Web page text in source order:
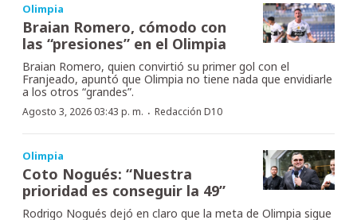
Olimpia
Braian Romero, cómodo con
las “presiones” en el Olimpia
Braian Romero, quien convirtió su primer gol con el
Franjeado, apuntó que Olimpia no tiene nada que envidiarle
a los otros “grandes”.
Agosto 3, 2026 03:43 p. m. · Redacción D10
Olimpia
Coto Nogués: “Nuestra
prioridad es conseguir la 49”
Rodrigo Nogués dejó en claro que la meta de Olimpia sigue